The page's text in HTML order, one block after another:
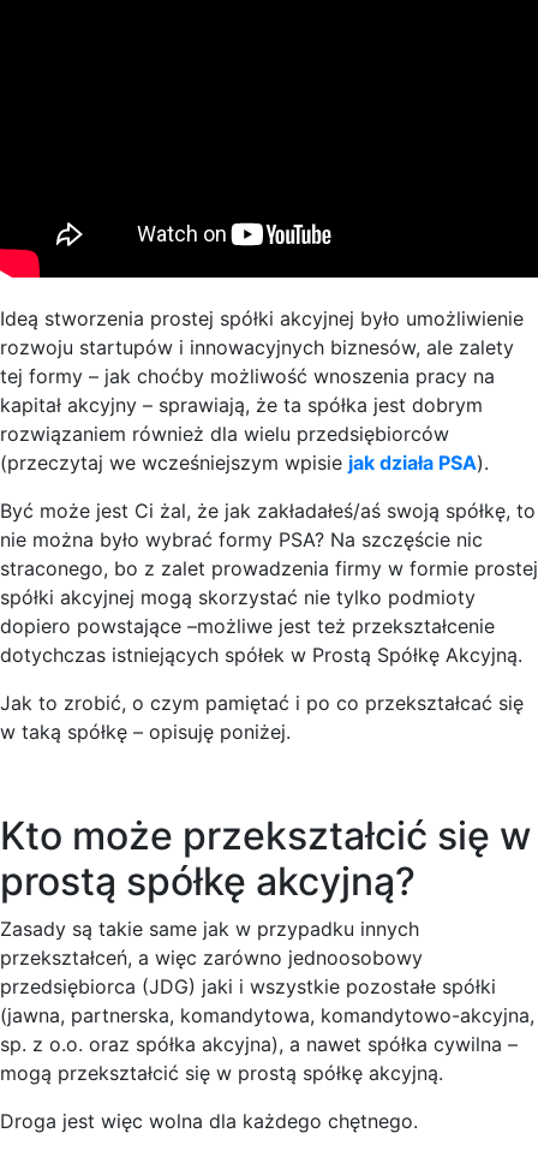
Ideą stworzenia prostej spółki akcyjnej było umożliwienie
rozwoju startupów i innowacyjnych biznesów, ale zalety
tej formy – jak choćby możliwość wnoszenia pracy na
kapitał akcyjny – sprawiają, że ta spółka jest dobrym
rozwiązaniem również dla wielu przedsiębiorców
(przeczytaj we wcześniejszym wpisie jak działa PSA).
Być może jest Ci żal, że jak zakładałeś/aś swoją spółkę, to
nie można było wybrać formy PSA? Na szczęście nic
straconego, bo z zalet prowadzenia firmy w formie prostej
spółki akcyjnej mogą skorzystać nie tylko podmioty
dopiero powstające –możliwe jest też przekształcenie
dotychczas istniejących spółek w Prostą Spółkę Akcyjną.
Jak to zrobić, o czym pamiętać i po co przekształcać się
w taką spółkę – opisuję poniżej.
Kto może przekształcić się w
prostą spółkę akcyjną?
Zasady są takie same jak w przypadku innych
przekształceń, a więc zarówno jednoosobowy
przedsiębiorca (JDG) jaki i wszystkie pozostałe spółki
(jawna, partnerska, komandytowa, komandytowo-akcyjna,
sp. z o.o. oraz spółka akcyjna), a nawet spółka cywilna –
mogą przekształcić się w prostą spółkę akcyjną.
Droga jest więc wolna dla każdego chętnego.